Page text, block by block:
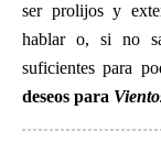
ser prolijos y
hablar o, si no
suficientes para
deseos para